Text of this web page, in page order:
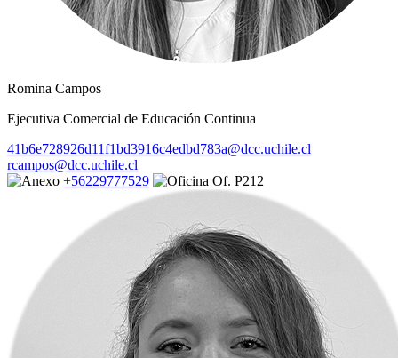
Romina Campos
Ejecutiva Comercial de Educación Continua
41b6e728926d11f1bd3916c4edbd783a@dcc.uchile.cl
rcampos@dcc.uchile.cl
+56229777529
Of. P212